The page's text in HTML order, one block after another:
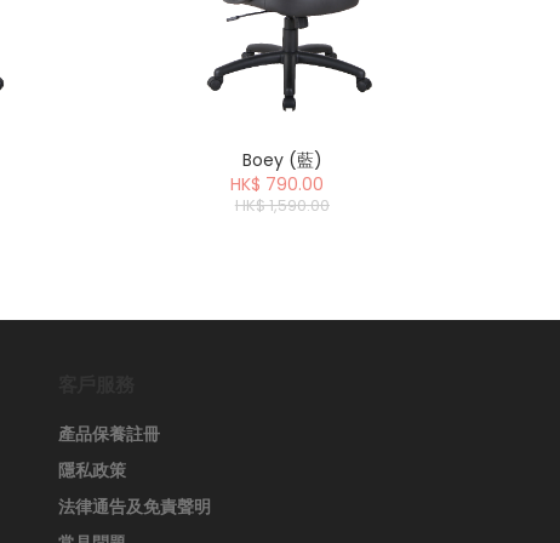
Boey (藍)
HK$ 790.00
HK$ 1,590.00
產品保養註冊
隱私政策
法律通告及免責聲明